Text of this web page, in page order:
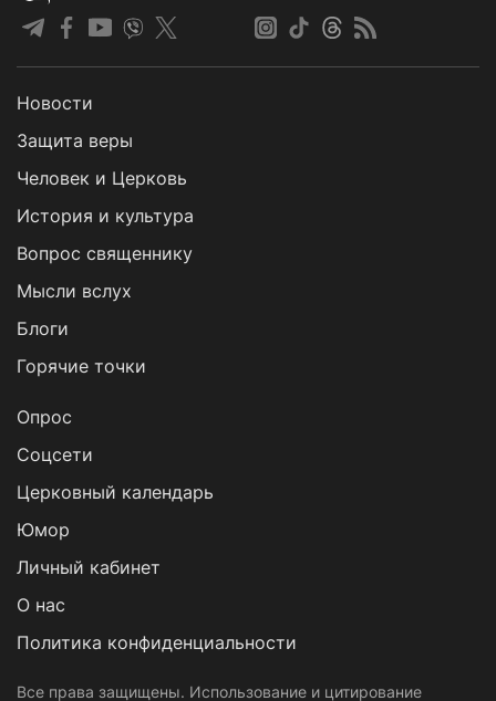
Новости
Защита веры
Человек и Церковь
История и культура
Вопрос священнику
Мысли вслух
Блоги
Горячие точки
Опрос
Cоцсети
Церковный календарь
Юмор
Личный кабинет
О нас
Политика конфиденциальности
Все права защищены. Использование и цитирование